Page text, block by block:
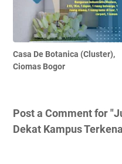
Casa De Botanica (Cluster),
Ciomas Bogor
Post a Comment for
Dekat Kampus